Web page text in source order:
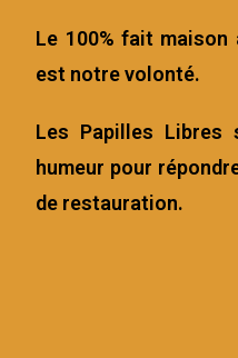
Le 100% fait
est notre volonté.
Les Papilles Libres
humeur pour
de restauration.